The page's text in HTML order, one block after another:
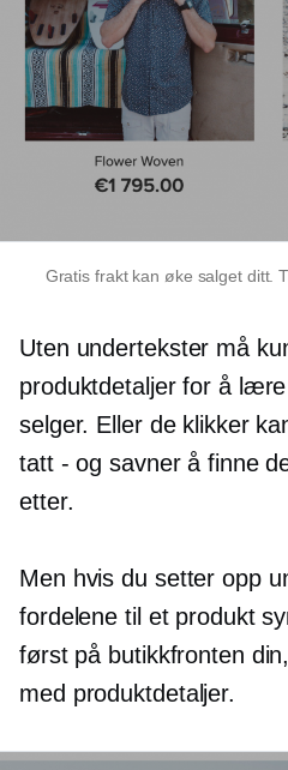
Gratis frakt kan øke salget ditt.
Uten undertekster må
produktdetaljer for å
selger. Eller de klikker
tatt - og savner å finne
etter.
Men hvis du setter opp
fordelene til et produkt
først på butikkfronten
med produktdetaljer.